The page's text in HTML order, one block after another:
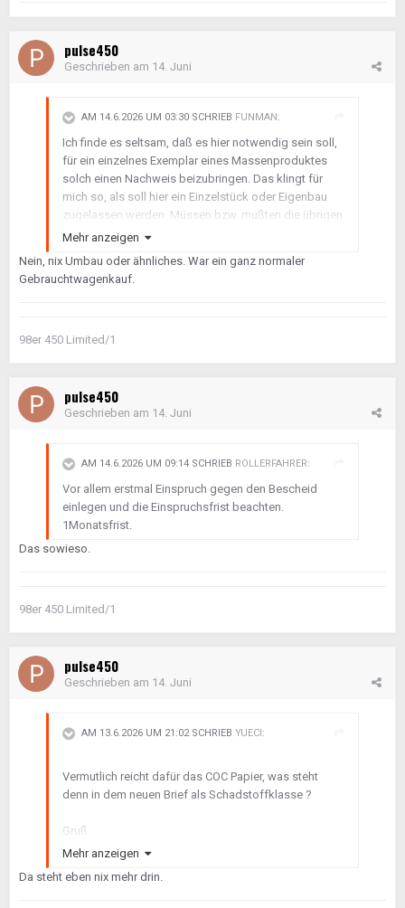
pulse450
Geschrieben am 14. Juni
AM 14.6.2026 UM 03:30 SCHRIEB FUNMAN:
Ich finde es seltsam, daß es hier notwendig sein soll,
für ein einzelnes Exemplar eines Massenproduktes
solch einen Nachweis beizubringen. Das klingt für
mich so, als soll hier ein Einzelstück oder Eigenbau
zugelassen werden. Müssen bzw. mußten die übrigen
100000 Smartfahrer auch solche Nachweise einzeln
reicht hier nicht der Hinweis, daß es sich um den
gleichen Smart wie die übrigen 100000 handelt?
freundlich auf den Fehler hinzuweisen und um
Smarts nachsehen.
Mehr anzeigen
Nein, nix Umbau oder ähnliches. War ein ganz normaler
Gebrauchtwagenkauf.
98er 450 Limited/1
pulse450
Geschrieben am 14. Juni
AM 14.6.2026 UM 09:14 SCHRIEB ROLLERFAHRER:
Vor allem erstmal Einspruch gegen den Bescheid
einlegen und die Einspruchsfrist beachten.
1Monatsfrist.
Das sowieso.
98er 450 Limited/1
pulse450
Geschrieben am 14. Juni
AM 13.6.2026 UM 21:02 SCHRIEB YUECI:
Vermutlich reicht dafür das COC Papier, was steht
denn in dem neuen Brief als Schadstoffklasse ?
Gruß
Marc
Mehr anzeigen
Da steht eben nix mehr drin.